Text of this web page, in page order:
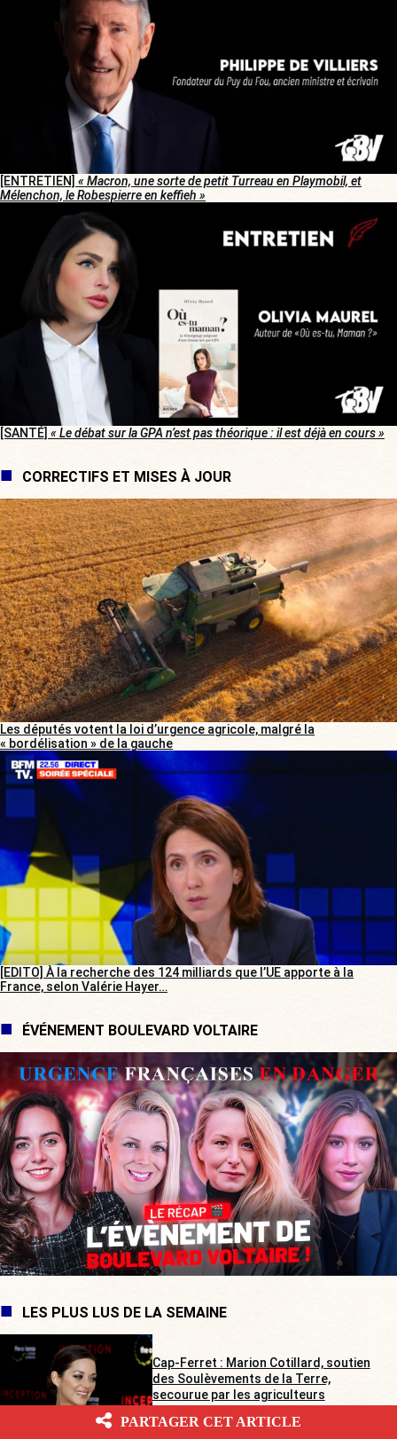
[ENTRETIEN] « Macron, une sorte de petit Turreau en Playmobil, et
Mélenchon, le Robespierre en keffieh »
[SANTÉ] « Le débat sur la GPA n’est pas théorique : il est déjà en cours »
CORRECTIFS ET MISES À JOUR
Les députés votent la loi d’urgence agricole, malgré la
« bordélisation » de la gauche
[EDITO] À la recherche des 124 milliards que l’UE apporte à la
France, selon Valérie Hayer…
ÉVÉNEMENT BOULEVARD VOLTAIRE
LES PLUS LUS DE LA SEMAINE
Cap-Ferret : Marion Cotillard, soutien
des Soulèvements de la Terre,
secourue par les agriculteurs
PARTAGER CET ARTICLE